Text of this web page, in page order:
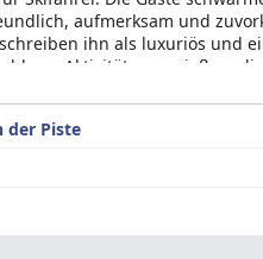
aufmerksam und
ihn als luxuriös und
von Aktivitäten genießen,
Meinung, dass es
Màgic La Massana by Nexta)
der Piste